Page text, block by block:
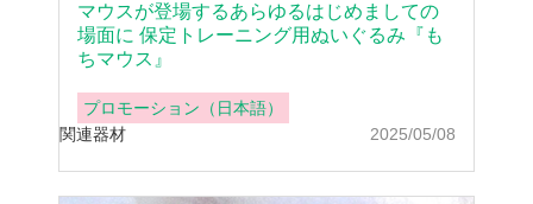
2025/05/08
マウスが登場するあらゆるはじめましての
場面に 保定トレーニング用ぬいぐるみ『も
ちマウス』
プロモーション（日本語）
関連器材